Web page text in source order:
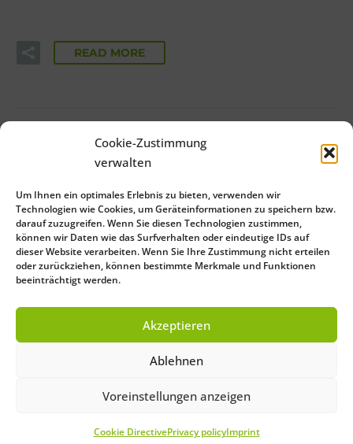
Cookie-Zustimmung
verwalten
Um Ihnen ein optimales Erlebnis zu bieten, verwenden wir
Technologien wie Cookies, um Geräteinformationen zu speichern bzw.
darauf zuzugreifen. Wenn Sie diesen Technologien zustimmen,
können wir Daten wie das Surfverhalten oder eindeutige IDs auf
dieser Website verarbeiten. Wenn Sie Ihre Zustimmung nicht erteilen
oder zurückziehen, können bestimmte Merkmale und Funktionen
beeinträchtigt werden.
Akzeptieren
Ablehnen
Voreinstellungen anzeigen
Cookie DirectivePrivacy policyImprint
READ MORE
Save Preferences
Deutsch(German)
English
French)
Español(Spanish)